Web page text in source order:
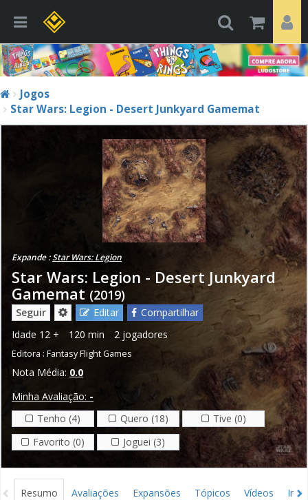
Jogos
Star Wars: Legion - Desert Junkyard Gamemat
Expande :Star Wars: Legion
Star Wars: Legion - Desert Junkyard
Gamemat (2019)
Seguir Editar
Compartilhar
Idade 12 + 120 min 2 jogadores
Editora : Fantasy Flight Games
Nota Média: 0.0
Minha Avaliação: -
Tenho (4)
Quero (18)
Tive (0)
Favorito (0)
Joguei (3)
Resumo Avaliações Expansões Tópicos Vídeos